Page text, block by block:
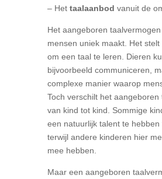
– Het taalaanbod vanuit de
Het aangeboren
mensen uniek maakt. Het
om een taal te leren. Dieren
bijvoorbeeld communiceren,
complexe manier waarop
Toch verschilt het aangeboren
van kind tot kind. Sommige
een natuurlijk talent te hebben
terwijl andere kinderen hier
mee hebben.
Maar een aangeboren